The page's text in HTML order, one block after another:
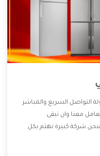
التواصل السريع والمباشر
معنا وان نبقى
شركة كبيرة نهتم بكل
التى تكون من أهم